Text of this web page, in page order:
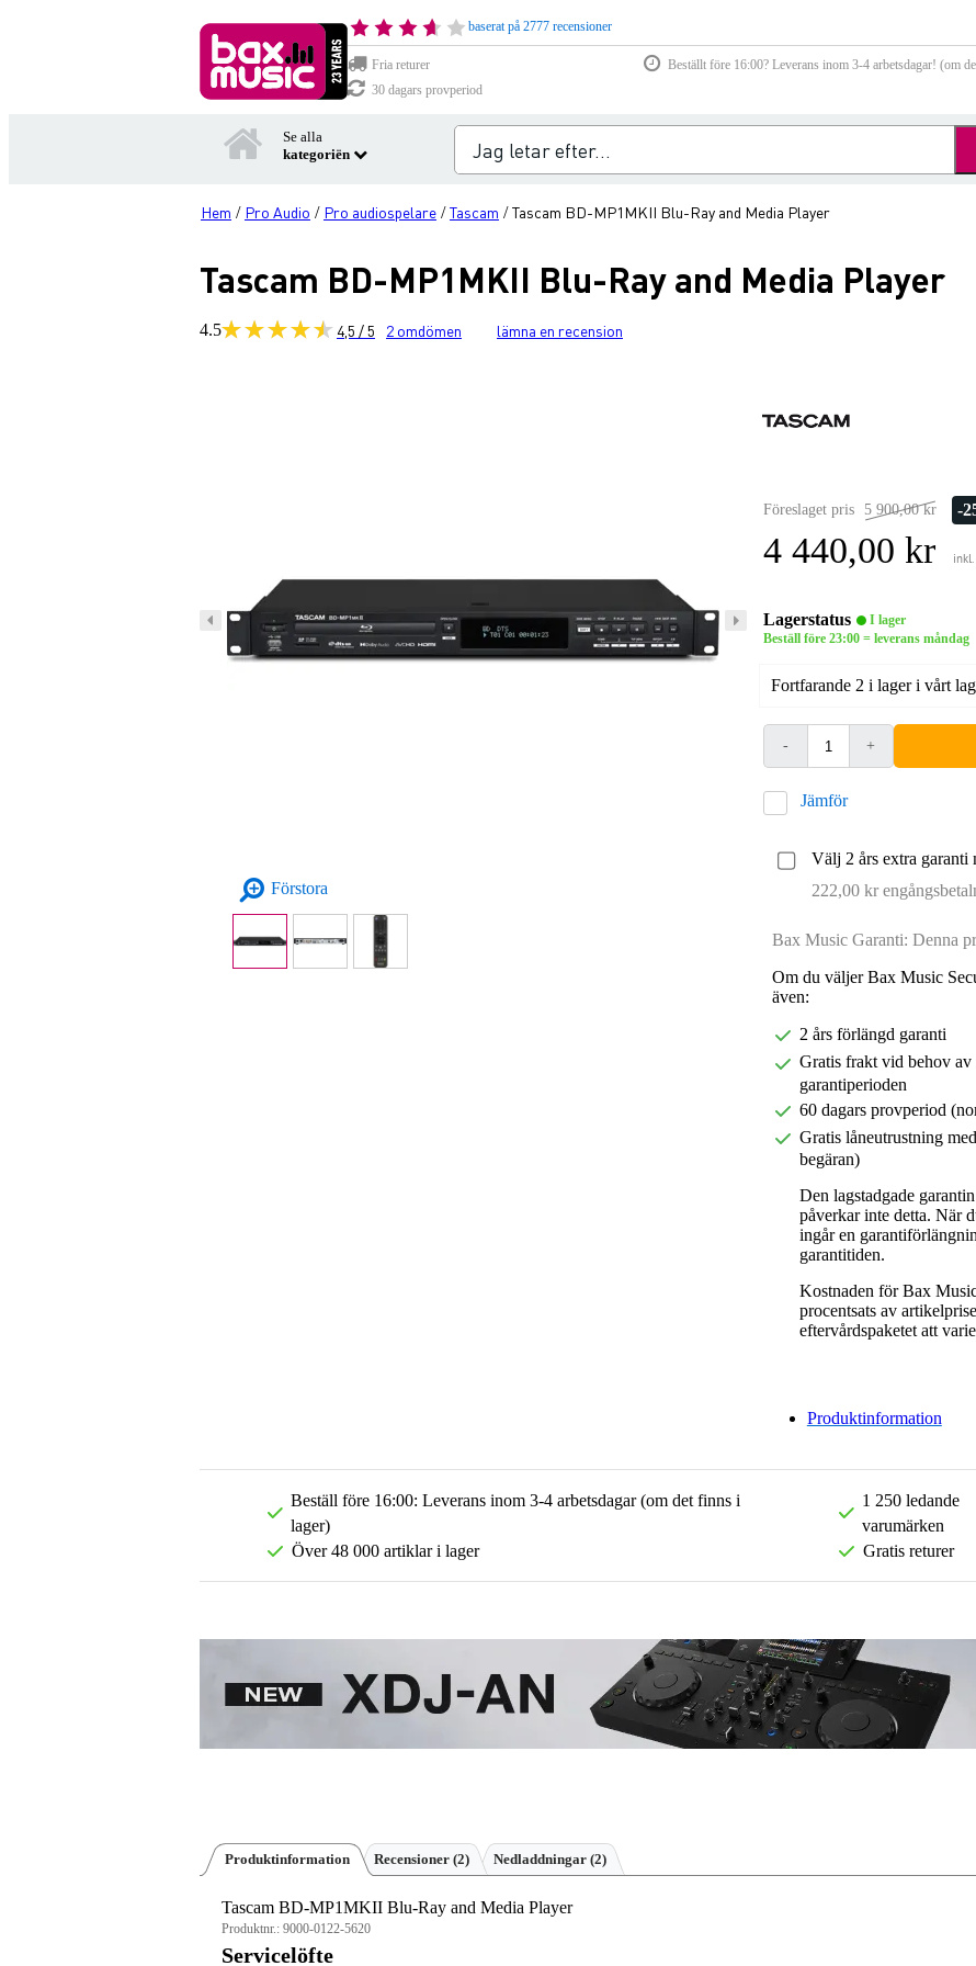
baserat på 2777 recensioner
Fria returer
Beställt före 16:00? Leverans inom 3-4 arbetsdagar! (om
30 dagars provperiod
Se alla
kategoriën
Hem / Pro Audio / Pro audiospelare /Tascam /Tascam BD-MP1MKII Blu-Ray and Media Player
Tascam BD-MP1MKII Blu-Ray and Media Player
4.5 4,5 / 5 2 omdömen lämna en recension
Förstora
Föreslaget pris 5 900,00 kr -
4 440,00 kr
Lagerstatus
I lager
Beställ före 23:00 = leverans måndag
Fortfarande 2 i lager i vårt
- +
Jämför
Välj 2 års extra garanti
222,00 kr
Bax Music Garanti: Denna
Om du väljer Bax Music
även:
2 års förlängd garanti
Gratis frakt vid behov av
garantiperioden
60 dagars provperiod
Gratis låneutrustning
begäran)
Den lagstadgade
påverkar inte detta. När
ingår en
garantitiden.
Kostnaden för Bax
procentsats av
eftervårdspaketet att
Produktinformation
Beställ före 16:00: Leverans inom 3-4 arbetsdagar (om det finns i
lager)
Över 48 000 artiklar i lager
1 250 ledande
varumärken
Gratis returer
Produktinformation Recensioner (2) Nedladdningar (2)
Tascam BD-MP1MKII Blu-Ray and Media Player
Produktnr.: 9000-0122-5620
Servicelöfte